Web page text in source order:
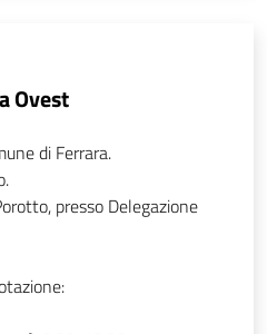
Ovest
di Ferrara.
presso Delegazione